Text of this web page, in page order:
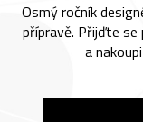
Osmý ročník
přípravě. Přijďte
a